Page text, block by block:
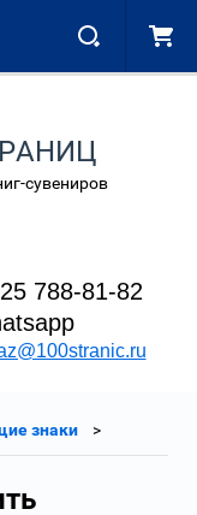
сувениров
788-81-82
знаки